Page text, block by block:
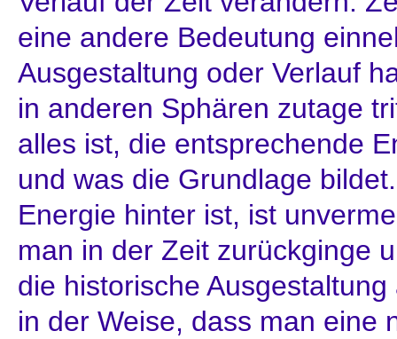
eine andere Bedeutung
Ausgestaltung oder Verlauf
in anderen Sphären zutage
alles ist, die entsprechende
und was die Grundlage
Energie hinter ist, ist
man in der Zeit zurückginge
die historische
in der Weise, dass man eine